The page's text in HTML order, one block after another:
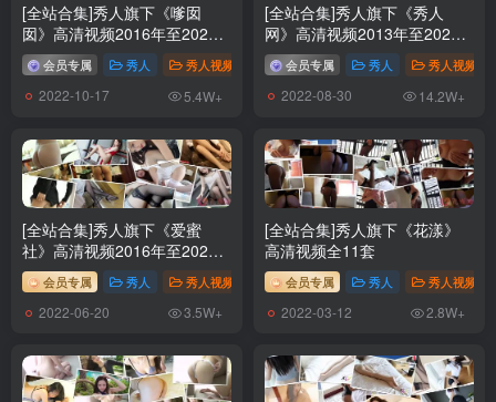
[全站合集]秀人旗下《嗲囡
囡》高清视频2016年至2020
年155套
会员专属 秀人 秀人视频 # 视频 # XIUREN秀人 # FEILIN嗲囡囡
2022-10-17 5.4W+
[全站合集]秀人旗下《秀人
网》高清视频2013年至2020
年全176套
会员专属 秀人 秀人视频
2022-08-30 14.2W+
[全站合集]秀人旗下《爱蜜
社》高清视频2016年至2020
年38套
会员专属 秀人 秀人视频 # 视频 # XIUREN秀人 # IMISS爱蜜社
2022-06-20 3.5W+
[全站合集]秀人旗下《花漾》
高清视频全11套
会员专属 秀人 秀人视频
2022-03-12 2.8W+